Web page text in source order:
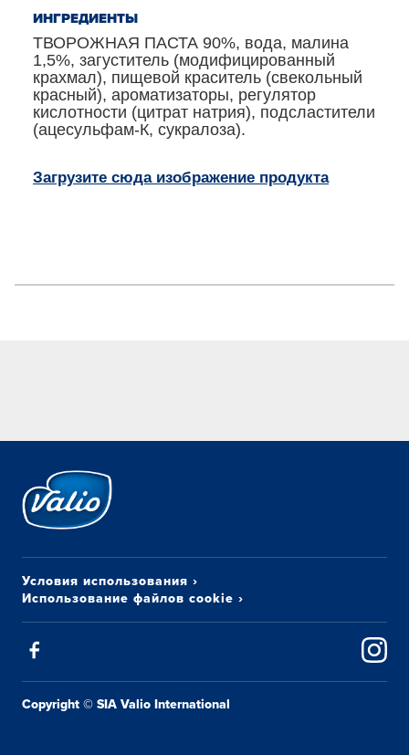
ИНГРЕДИЕНТЫ
ТВОРОЖНАЯ ПАСТА 90%, вода, малина
1,5%, загуститель (модифицированный
крахмал), пищевой краситель (свекольный
красный), ароматизаторы, регулятор
кислотности (цитрат натрия), подсластители
(ацесульфам-К, сукралоза).
Загрузите сюда изображение продукта
Условия использования ›
Использование файлов cookie ›
Copyright © SIA Valio International